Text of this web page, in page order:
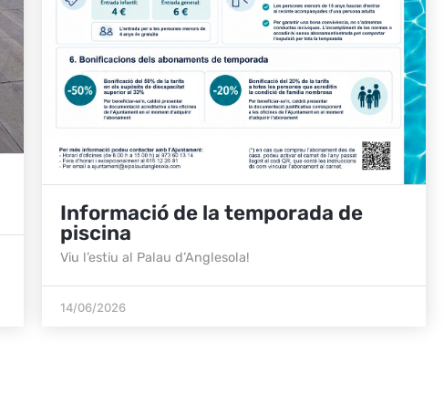
Informació de la temporada de
piscina
Viu l’estiu al Palau d’Anglesola!
14/06/2026